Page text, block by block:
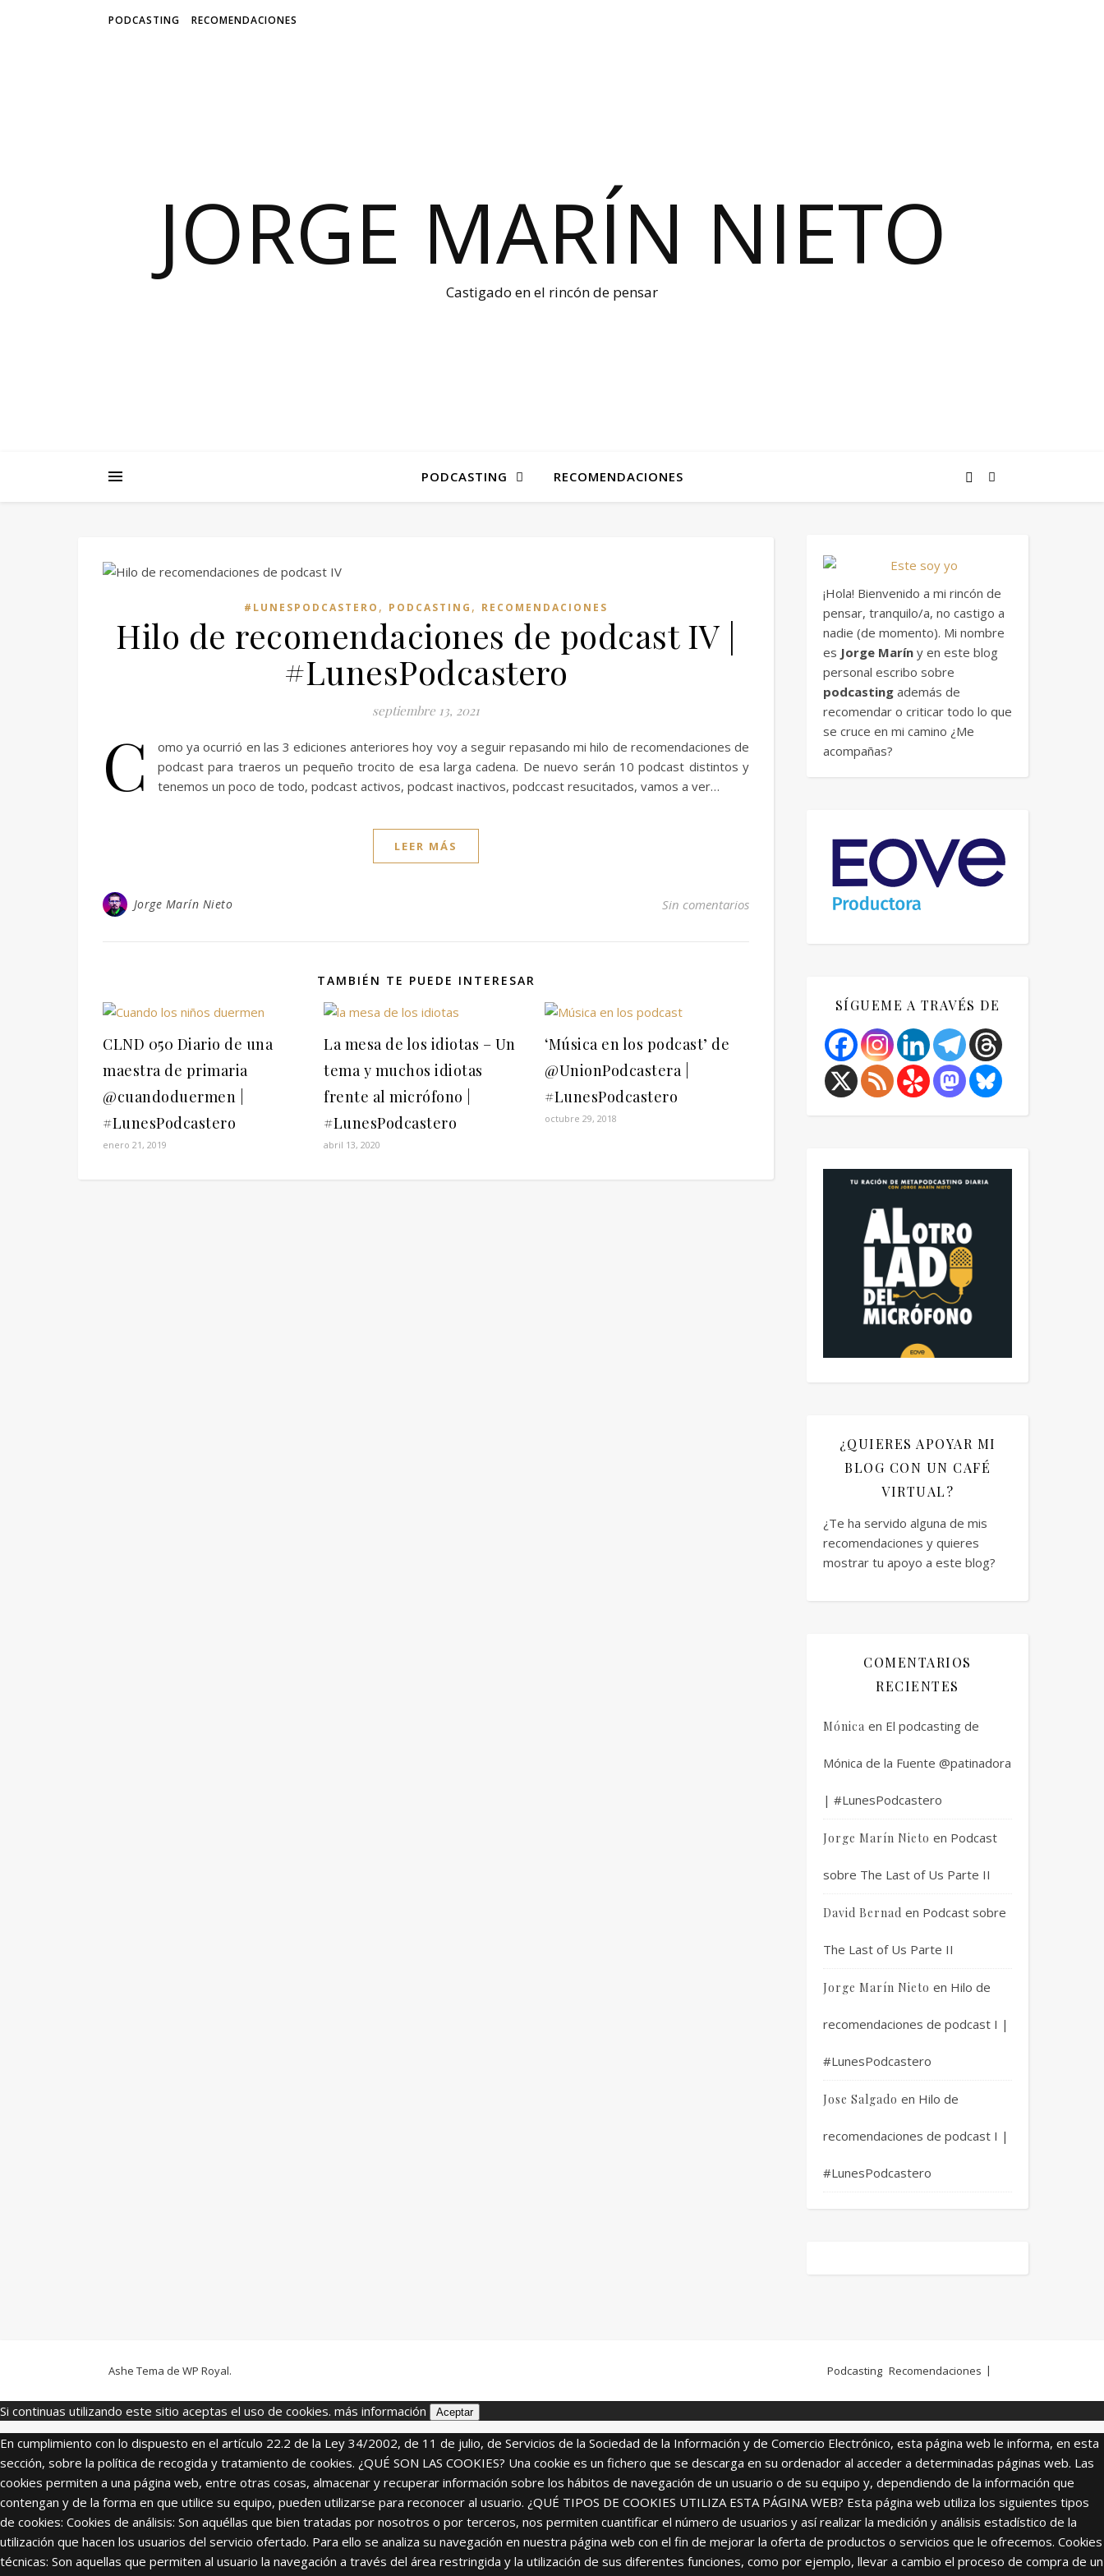
PODCASTING RECOMENDACIONES
JORGE MARÍN NIETO
Castigado en el rincón de pensar
PODCASTING RECOMENDACIONES
#LUNESPODCASTERO , PODCASTING , RECOMENDACIONES
Hilo de recomendaciones de podcast IV |
#LunesPodcastero
septiembre 13, 2021
C
omo ya ocurrió en las 3 ediciones anteriores hoy voy a seguir repasando mi hilo de recomendaciones de
podcast para traeros un pequeño trocito de esa larga cadena. De nuevo serán 10 podcast distintos y
tenemos un poco de todo, podcast activos, podcast inactivos, podccast resucitados, vamos a ver…
LEER MÁS
Jorge Marín Nieto Sin comentarios
TAMBIÉN TE PUEDE INTERESAR
CLND 050 Diario de una
maestra de primaria
@cuandoduermen |
#LunesPodcastero
enero 21, 2019
La mesa de los idiotas – Un
tema y muchos idiotas
frente al micrófono |
#LunesPodcastero
abril 13, 2020
‘Música en los podcast’ de
@UnionPodcastera |
#LunesPodcastero
octubre 29, 2018
¡Hola! Bienvenido a mi rincón de
pensar, tranquilo/a, no castigo a
nadie (de momento). Mi nombre
es Jorge Marín y en este blog
personal escribo sobre
podcasting además de
recomendar o criticar todo lo que
se cruce en mi camino ¿Me
acompañas?
SÍGUEME A TRAVÉS DE
¿QUIERES APOYAR MI
BLOG CON UN CAFÉ
VIRTUAL?
¿Te ha servido alguna de mis
recomendaciones y quieres
mostrar tu apoyo a este blog?
COMENTARIOS
RECIENTES
Mónica en El podcasting de
Mónica de la Fuente @patinadora
| #LunesPodcastero
Jorge Marín Nieto en Podcast
sobre The Last of Us Parte II
David Bernad en Podcast sobre
The Last of Us Parte II
Jorge Marín Nieto en Hilo de
recomendaciones de podcast I |
#LunesPodcastero
Jose Salgado en Hilo de
recomendaciones de podcast I |
#LunesPodcastero
Podcasting Recomendaciones
Ashe Tema de WP Royal.
Si continuas utilizando este sitio aceptas el uso de cookies. más información Aceptar
En cumplimiento con lo dispuesto en el artículo 22.2 de la Ley 34/2002, de 11 de julio, de Servicios de la Sociedad de la Información y de Comercio Electrónico, esta página web le informa, en esta
sección, sobre la política de recogida y tratamiento de cookies. ¿QUÉ SON LAS COOKIES? Una cookie es un fichero que se descarga en su ordenador al acceder a determinadas páginas web. Las
cookies permiten a una página web, entre otras cosas, almacenar y recuperar información sobre los hábitos de navegación de un usuario o de su equipo y, dependiendo de la información que
contengan y de la forma en que utilice su equipo, pueden utilizarse para reconocer al usuario. ¿QUÉ TIPOS DE COOKIES UTILIZA ESTA PÁGINA WEB? Esta página web utiliza los siguientes tipos
de cookies: Cookies de análisis: Son aquéllas que bien tratadas por nosotros o por terceros, nos permiten cuantificar el número de usuarios y así realizar la medición y análisis estadístico de la
utilización que hacen los usuarios del servicio ofertado. Para ello se analiza su navegación en nuestra página web con el fin de mejorar la oferta de productos o servicios que le ofrecemos. Cookies
técnicas: Son aquellas que permiten al usuario la navegación a través del área restringida y la utilización de sus diferentes funciones, como por ejemplo, llevar a cambio el proceso de compra de un